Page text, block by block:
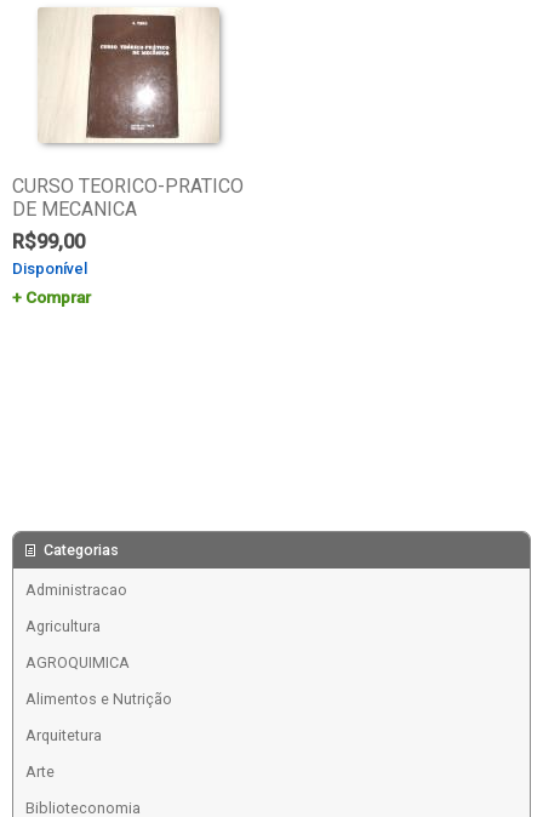
CURSO TEORICO-PRATICO
DE MECANICA
R$99,00
Disponível
Comprar
Categorias
Administracao
Agricultura
AGROQUIMICA
Alimentos e Nutrição
Arquitetura
Arte
Biblioteconomia